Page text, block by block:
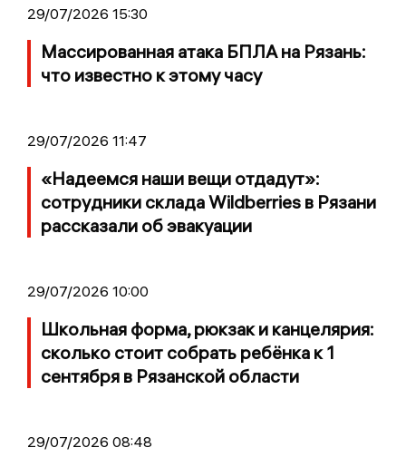
29/07/2026 15:30
Массированная атака БПЛА на Рязань:
что известно к этому часу
29/07/2026 11:47
«Надеемся наши вещи отдадут»:
сотрудники склада Wildberries в Рязани
рассказали об эвакуации
29/07/2026 10:00
Школьная форма, рюкзак и канцелярия:
сколько стоит собрать ребёнка к 1
сентября в Рязанской области
29/07/2026 08:48